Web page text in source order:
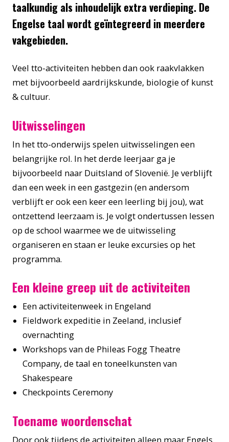
taalkundig als inhoudelijk extra verdieping. De
Engelse taal wordt geïntegreerd in meerdere
vakgebieden.
Veel tto-activiteiten hebben dan ook raakvlakken
met bijvoorbeeld aardrijkskunde, biologie of kunst
& cultuur.
Uitwisselingen
In het tto-onderwijs spelen uitwisselingen een
belangrijke rol. In het derde leerjaar ga je
bijvoorbeeld naar Duitsland of Slovenië. Je verblijft
dan een week in een gastgezin (en andersom
verblijft er ook een keer een leerling bij jou), wat
ontzettend leerzaam is. Je volgt ondertussen lessen
op de school waarmee we de uitwisseling
organiseren en staan er leuke excursies op het
programma.
Een kleine greep uit de activiteiten
Een activiteitenweek in Engeland
Fieldwork expeditie in Zeeland, inclusief
overnachting
Workshops van de Phileas Fogg Theatre
Company, de taal en toneelkunsten van
Shakespeare
Checkpoints Ceremony
Toename woordenschat